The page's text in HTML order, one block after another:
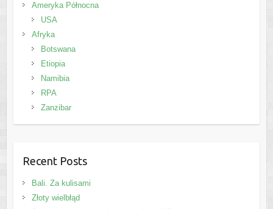
Ameryka Północna
USA
Afryka
Botswana
Etiopia
Namibia
RPA
Zanzibar
Recent Posts
Bali. Za kulisami
Złoty wielbłąd